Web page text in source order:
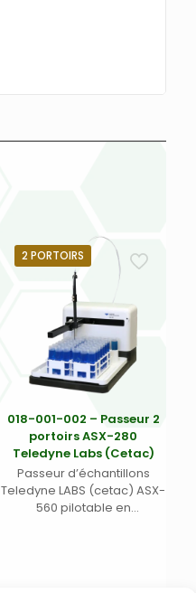
2 PORTOIRS
018-001-002 – Passeur 2
portoirs ASX-280
Teledyne Labs (Cetac)
Passeur d’échantillons
Teledyne LABS (cetac) ASX-
560 pilotable en